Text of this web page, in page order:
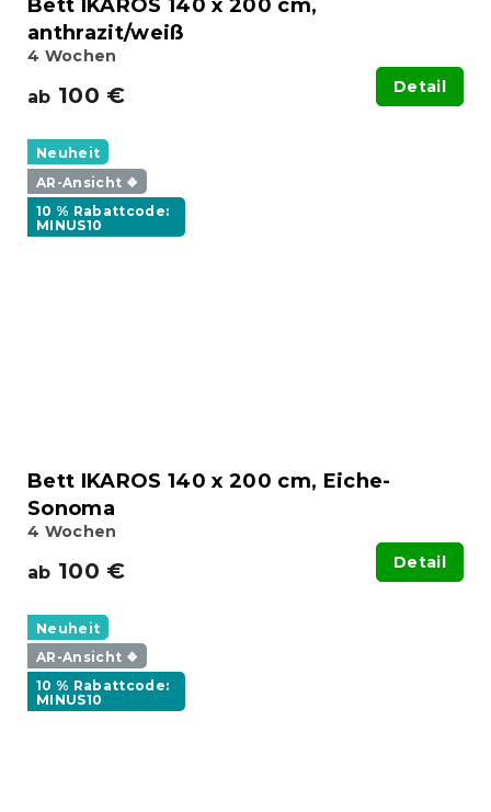
Bett IKAROS 140 x 200 cm,
anthrazit/weiß
4 Wochen
ab 100 € Detail
Neuheit
AR-Ansicht ❖
10 % Rabattcode:
MINUS10
Bett IKAROS 140 x 200 cm, Eiche-
Sonoma
4 Wochen
ab 100 € Detail
Neuheit
AR-Ansicht ❖
10 % Rabattcode:
MINUS10